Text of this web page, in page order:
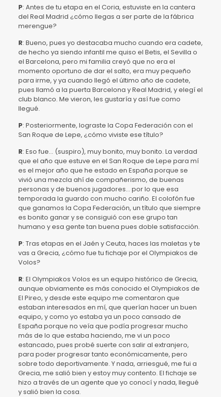
P: Antes de tu etapa en el Coria, estuviste en la cantera
del Real Madrid ¿cómo llegas a ser parte de la fábrica
merengue?
R: Bueno, pues yo destacaba mucho cuando era cadete,
de hecho ya siendo infantil me quiso el Betis, el Sevilla o
el Barcelona, pero mi familia creyó que no era el
momento oportuno de dar el salto, era muy pequeño
para irme, y ya cuando llegó el último año de cadete,
pues llamó a la puerta Barcelona y Real Madrid, y elegí el
club blanco. Me vieron, les gustaría y así fue como
llegué.
P: Posteriormente, lograste la Copa Federación con el
San Roque de Lepe, ¿cómo viviste ese título?
R: Eso fue… (suspiro), muy bonito, muy bonito. La verdad
que el año que estuve en el San Roque de Lepe para mí
es el mejor año que he estado en España porque se
vivió una mezcla ahí de compañerismo, de buenas
personas y de buenos jugadores… por lo que esa
temporada la guardo con mucho cariño. El colofón fue
que ganamos la Copa Federación, un título que siempre
es bonito ganar y se consiguió con ese grupo tan
humano y esa gente tan buena pues doble satisfacción.
P: Tras etapas en el Jaén y Ceuta, haces las maletas y te
vas a Grecia, ¿cómo fue tu fichaje por el Olympiakos de
Volos?
R: El Olympiakos Volos es un equipo histórico de Grecia,
aunque obviamente es más conocido el Olympiakos de
El Pireo, y desde este equipo me comentaron que
estaban interesados en mí, que querían hacer un buen
equipo, y como yo estaba ya un poco cansado de
España porque no veía que podía progresar mucho
más de lo que estaba haciendo, me vi un poco
estancado, pues probé suerte con salir al extranjero,
para poder progresar tanto económicamente, pero
sobre todo deportivamente. Y nada, arriesgué, me fui a
Grecia, me salió bien y estoy muy contento. El fichaje se
hizo a través de un agente que yo conocí y nada, llegué
y salió bien la cosa.